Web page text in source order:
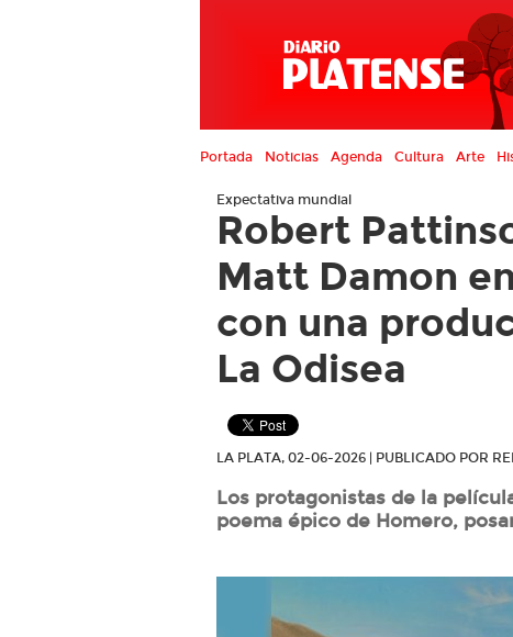
Portada Noticias Agenda Cultura Arte
Expectativa mundial
Robert
Matt Damon
con una
La Odisea
LA PLATA, 02-06-2026 | PUBLICADO POR
Los protagonistas de la
poema épico de Homero,